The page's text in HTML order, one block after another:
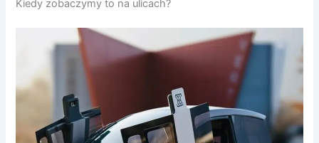
Kiedy zobaczymy to na ulicach?